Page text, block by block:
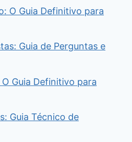
O Guia Definitivo para
Guia de Perguntas e
Guia Definitivo para
Guia Técnico de